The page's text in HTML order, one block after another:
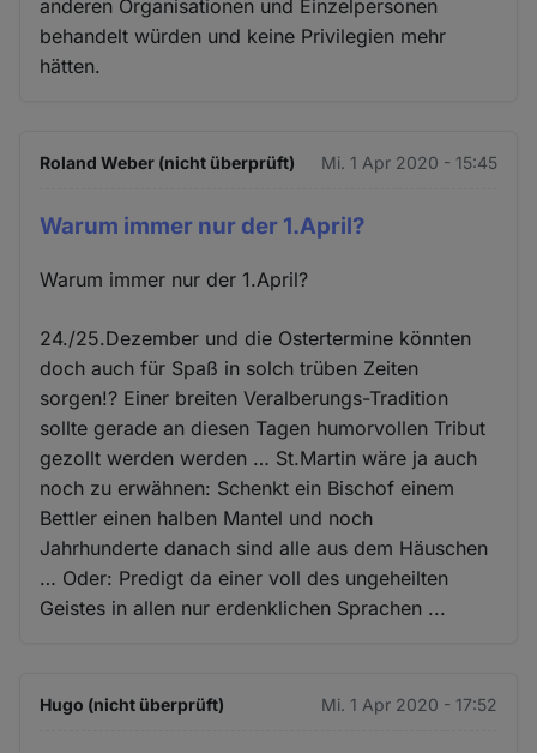
anderen Organisationen und Einzelpersonen
behandelt würden und keine Privilegien mehr
hätten.
Roland Weber (nicht überprüft) Mi. 1 Apr 2020 - 15:45
Warum immer nur der 1.April?
Warum immer nur der 1.April?
24./25.Dezember und die Ostertermine könnten
doch auch für Spaß in solch trüben Zeiten
sorgen!? Einer breiten Veralberungs-Tradition
sollte gerade an diesen Tagen humorvollen Tribut
gezollt werden werden … St.Martin wäre ja auch
noch zu erwähnen: Schenkt ein Bischof einem
Bettler einen halben Mantel und noch
Jahrhunderte danach sind alle aus dem Häuschen
… Oder: Predigt da einer voll des ungeheilten
Geistes in allen nur erdenklichen Sprachen ...
Hugo (nicht überprüft) Mi. 1 Apr 2020 - 17:52